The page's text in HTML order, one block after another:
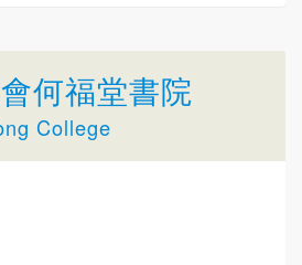
何福堂書院
College